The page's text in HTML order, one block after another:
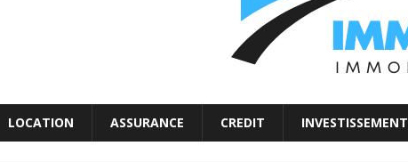
LOCATION ASSURANCE CREDIT INVESTISSEMENT